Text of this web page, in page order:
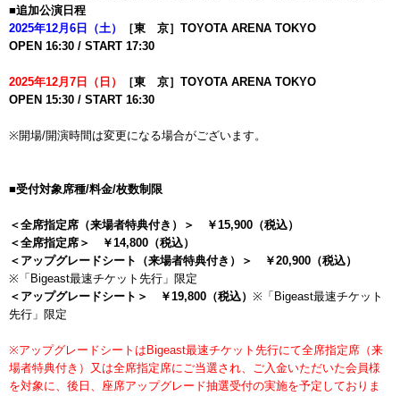
■追加公演日程
2025年12月6日（土）
［東 京］TOYOTA ARENA TOKYO
OPEN 16:30 / START 17:30
2025年12月7日（日）
［東 京］TOYOTA ARENA TOKYO
OPEN 15:30 / START 16:30
※開場/開演時間は変更になる場合がございます。
■受付対象席種/料金/枚数制限
＜全席指定席（来場者特典付き）＞ ￥15,900（税込）
＜全席指定席＞ ￥14,800（税込）
＜アップグレードシート（来場者特典付き）＞ ￥20,900（税込）
※「Bigeast最速チケット先行」限定
＜アップグレードシート＞ ￥19,800（税込） ※「Bigeast最速チケット
先行」限定
※アップグレードシートはBigeast最速チケット先行にて全席指定席（来
場者特典付き）又は全席指定席にご当選され、ご入金いただいた会員様
を対象に、後日、座席アップグレード抽選受付の実施を予定しておりま